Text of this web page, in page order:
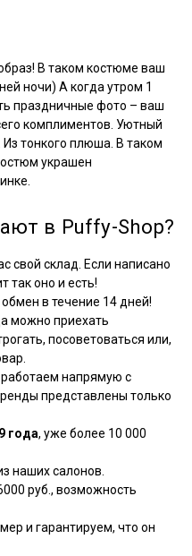
В таком костюме ваш
ночи) А когда утром 1
праздничные фото – ваш
комплиментов. Уютный
тонкого плюша. В таком
украшен
в Puffy-Shop?
свой склад. Если написано
так оно и есть!
в течение 14 дней!
можно приехать
посоветоваться или,
напрямую с
представлены только
года, уже более 10 000
наших салонов.
руб., возможность
и гарантируем, что он